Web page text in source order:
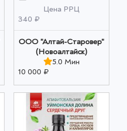
Цена РРЦ
340 ₽
ООО "Алтай-Старовер"
(Новоалтайск)
5.0 Мин
10 000 ₽